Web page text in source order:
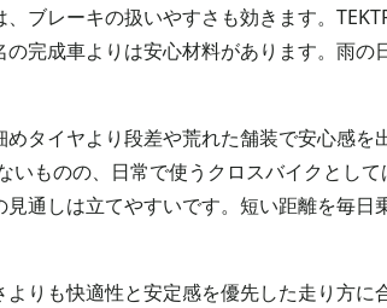
ブレーキの扱いやすさも効きます。
完成車よりは安心材料があります。雨
タイヤより段差や荒れた舗装で安心感
ものの、日常で使うクロスバイクとし
通しは立てやすいです。短い距離を毎
りも快適性と安定感を優先した走り方